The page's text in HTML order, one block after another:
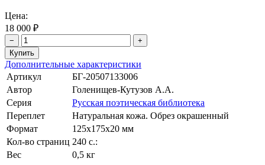
Цена:
18 000 ₽
− +
Дополнительные характеристики
Артикул
БГ-20507133006
Автор
Голенищев-Кутузов А.А.
Серия
Русская поэтическая библиотека
Переплет
Натуральная кожа. Обрез окрашенный
Формат
125х175х20 мм
Кол-во страниц 240 с.:
Вес
0,5 кг